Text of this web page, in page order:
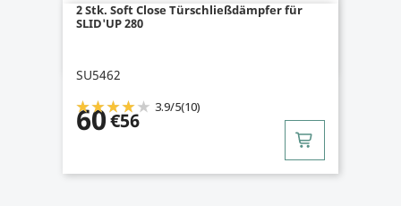
2 Stk. Soft Close Türschließdämpfer für
SLID'UP 280
SU5462
3.9/5(10)
60€56